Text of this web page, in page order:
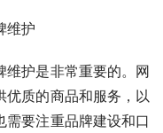
维护
维护是非常重要的。网
优质的商品和服务，以
要注重品牌建设和口